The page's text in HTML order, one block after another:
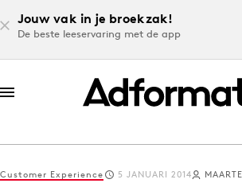
Jouw vak in je broekzak!
De beste leeservaring met de app
Log in
Customer Experience 5 JANUARI 2014